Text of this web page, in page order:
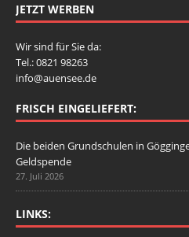
JETZT WERBEN
Wir sind für Sie da:
Tel.: 0821 98263
info@auensee.de
FRISCH EINGELIEFERT:
Die beiden Grundschulen in
Geldspende
27. Juli 2026
LINKS: